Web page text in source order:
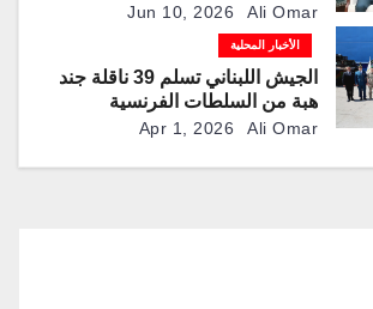
العسكري بين البلدين
Jun 10, 2026 Ali Omar
الأخبار المحلية
الجيش اللبناني تسلم 39 ناقلة جند
هبة من السلطات الفرنسية
Apr 1, 2026 Ali Omar